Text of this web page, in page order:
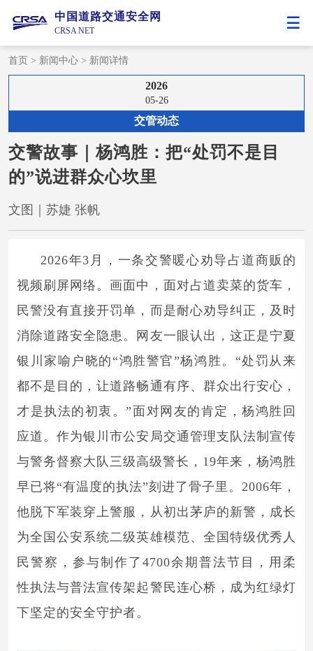
中国道路交通安全网
CRSA NET
首页 > 新闻中心 > 新闻详情
2026
05-26
交管动态
交警故事｜杨鸿胜：把“处罚不是目
的”说进群众心坎里
文图｜苏婕 张帆
2026年3月，一条交警暖心劝导占道商贩的
视频刷屏网络。画面中，面对占道卖菜的货车，
民警没有直接开罚单，而是耐心劝导纠正，及时
消除道路安全隐患。网友一眼认出，这正是宁夏
银川家喻户晓的“鸿胜警官”杨鸿胜。“处罚从来
都不是目的，让道路畅通有序、群众出行安心，
才是执法的初衷。”面对网友的肯定，杨鸿胜回
应道。作为银川市公安局交通管理支队法制宣传
与警务督察大队三级高级警长，19年来，杨鸿胜
早已将“有温度的执法”刻进了骨子里。2006年，
他脱下军装穿上警服，从初出茅庐的新警，成长
为全国公安系统二级英雄模范、全国特级优秀人
民警察，参与制作了4700余期普法节目，用柔
性执法与普法宣传架起警民连心桥，成为红绿灯
下坚定的安全守护者。